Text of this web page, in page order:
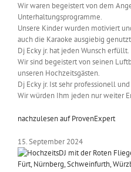
Wir waren begeistert von dem
Unterhaltungsprogramme.
Unsere Kinder wurden motiviert
auch die Karaoke ausgiebig
Dj Ecky jr. hat jeden Wunsch erfüllt.
Wir sind begeistert von seinen
unseren Hochzeitsgästen.
Dj Ecky jr. Ist sehr professionell
Wir würden Ihm jeden nur weiter
nachzulesen auf ProvenExpert
15. September 2024